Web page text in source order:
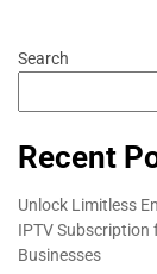
Search
Recent
Unlock Limitless
IPTV Subscription
Businesses